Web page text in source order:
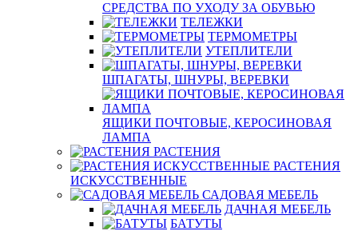
СРЕДСТВА ПО УХОДУ ЗА ОБУВЬЮ
ТЕЛЕЖКИ
ТЕРМОМЕТРЫ
УТЕПЛИТЕЛИ
ШПАГАТЫ, ШНУРЫ, ВЕРЕВКИ
ЯЩИКИ ПОЧТОВЫЕ, КЕРОСИНОВАЯ
ЛАМПА
РАСТЕНИЯ
РАСТЕНИЯ
ИСКУССТВЕННЫЕ
САДОВАЯ МЕБЕЛЬ
ДАЧНАЯ МЕБЕЛЬ
БАТУТЫ